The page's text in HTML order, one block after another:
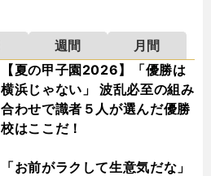
週間
月間
【夏の甲子園2026】「優勝は
横浜じゃない」 波乱必至の組み
合わせで識者５人が選んだ優勝
校はここだ！
「お前がラクして生意気だな」